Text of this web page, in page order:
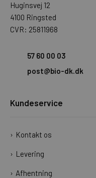
Huginsvej 12
4100 Ringsted
CVR: 25811968
57 60 00 03
post@bio-dk.dk
Kundeservice
Kontakt os
Levering
Afhentning